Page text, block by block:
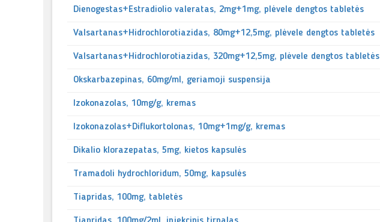
Dienogestas+Estradiolio valeratas, 2mg+1mg, plėvele dengtos tabletės
Valsartanas+Hidrochlorotiazidas, 80mg+12,5mg, plėvele dengtos tabletės
Valsartanas+Hidrochlorotiazidas, 320mg+12,5mg, plėvele dengtos tabletės
Okskarbazepinas, 60mg/ml, geriamoji suspensija
Izokonazolas, 10mg/g, kremas
Izokonazolas+Diflukortolonas, 10mg+1mg/g, kremas
Dikalio klorazepatas, 5mg, kietos kapsulės
Tramadoli hydrochloridum, 50mg, kapsulės
Tiapridas, 100mg, tabletės